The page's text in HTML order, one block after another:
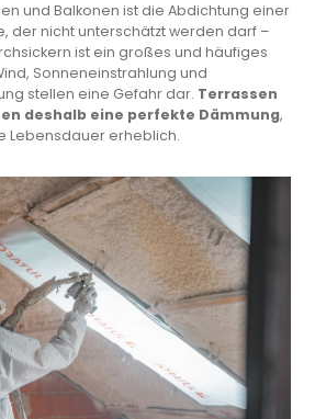
und Balkonen ist die Abdichtung einer
der nicht unterschätzt werden darf –
ist ein großes und häufiges
Sonneneinstrahlung und
stellen eine Gefahr dar. Terrassen
deshalb eine perfekte Dämmung,
Lebensdauer erheblich.